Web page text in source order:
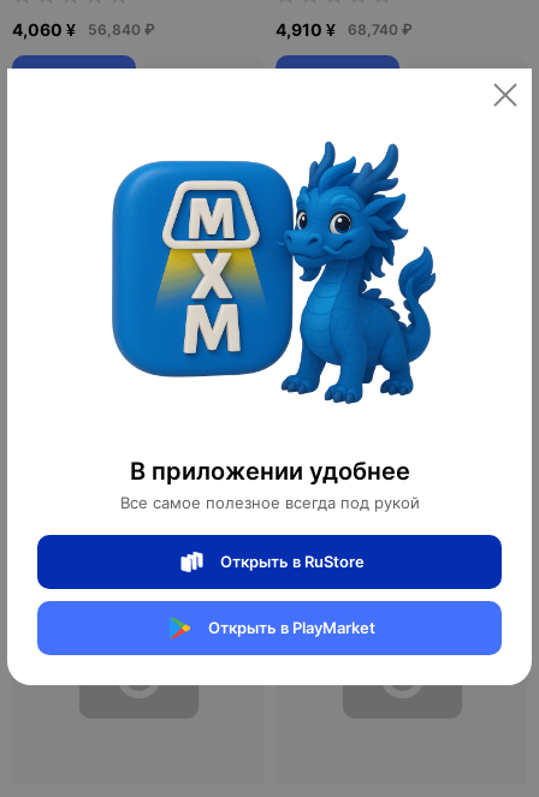
В приложении удобнее
Все самое полезное всегда под рукой
Открыть в RuStore
Открыть в PlayMarket
4,060 ¥ 56,840 ₽
10
4,910 ¥ 68,740 ₽
10
оплачено
Диван из ротанга Caryh
99,960 ₽
10
Диван из ротанга Lee Park
5,698 ¥ 79,772 ₽